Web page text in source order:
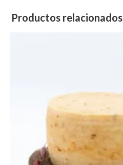
Productos relacionados